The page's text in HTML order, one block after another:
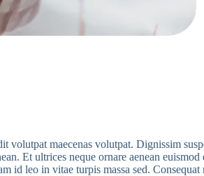
maecenas volutpat. Dignissim
Et ultrices neque ornare aenean euismod
id leo in vitae turpis massa sed.